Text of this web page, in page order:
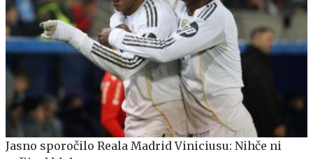
Jasno sporočilo Reala Madrid Viniciusu: Nihče ni